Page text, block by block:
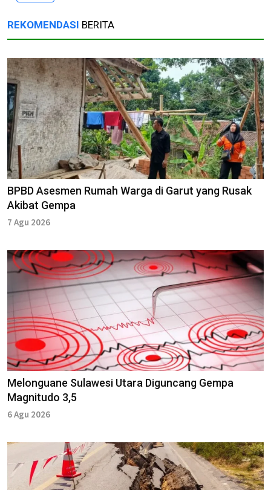
REKOMENDASI BERITA
BPBD Asesmen Rumah Warga di Garut yang Rusak
Akibat Gempa
7 Agu 2026
Melonguane Sulawesi Utara Diguncang Gempa
Magnitudo 3,5
6 Agu 2026